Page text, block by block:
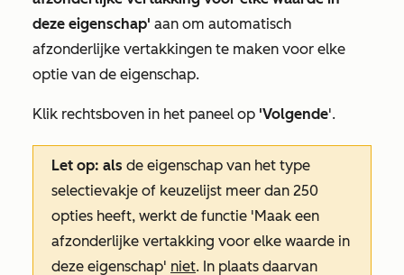
deze eigenschap' aan om automatisch
afzonderlijke vertakkingen te maken voor elke
optie van de eigenschap.
Klik rechtsboven in het paneel op 'Volgende'.
Let op: als de eigenschap van het type
selectievakje of keuzelijst meer dan 250
opties heeft, werkt de functie 'Maak een
afzonderlijke vertakking voor elke waarde in
deze eigenschap' niet. In plaats daarvan